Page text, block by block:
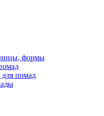
формы
помад